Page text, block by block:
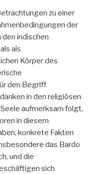
zu einer
der
indischen
als
Körper des
den Begriff
in den religiösen
aufmerksam folgt,
in diesem
konkrete Fakten
das Bardo
und die
sich